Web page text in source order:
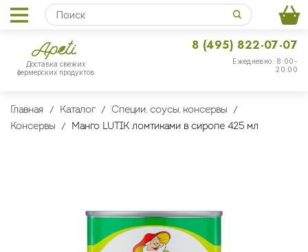
Доставка свежих
фермерских продуктов
Ежедневно: 8:00-
20:00
8 (495) 822-07-07
Главная Каталог
Специи, соусы, консервы
Консервы
Манго LUTIK ломтиками в сиропе 425 мл